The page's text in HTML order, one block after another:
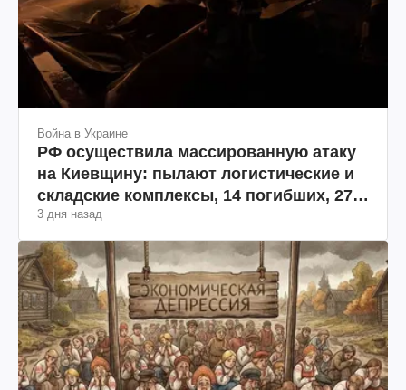
Война в Украине
РФ осуществила массированную атаку
на Киевщину: пылают логистические и
складские комплексы, 14 погибших, 27
раненых (фото, видео)
3 дня назад